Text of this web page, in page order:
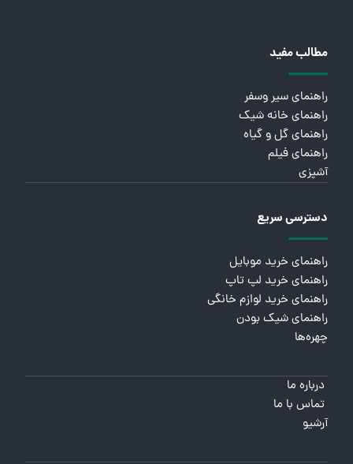
مطالب مفید
راهنمای سیر وسفر
راهنمای خانه شیک
راهنمای گل و گیاه
راهنمای فیلم
آشپزی
دسترسی سریع
راهنمای خرید موبایل
راهنمای خرید لپ تاپ
راهنمای خرید لوازم خانگی
راهنمای شیک بودن
چهره‌ها
درباره ما
تماس با ما
آرشیو